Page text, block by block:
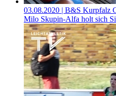
03.08.2020 | B&S Kurpfalz
Milo Skupin-Alfa holt sich